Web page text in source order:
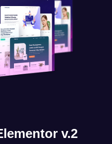
v.2